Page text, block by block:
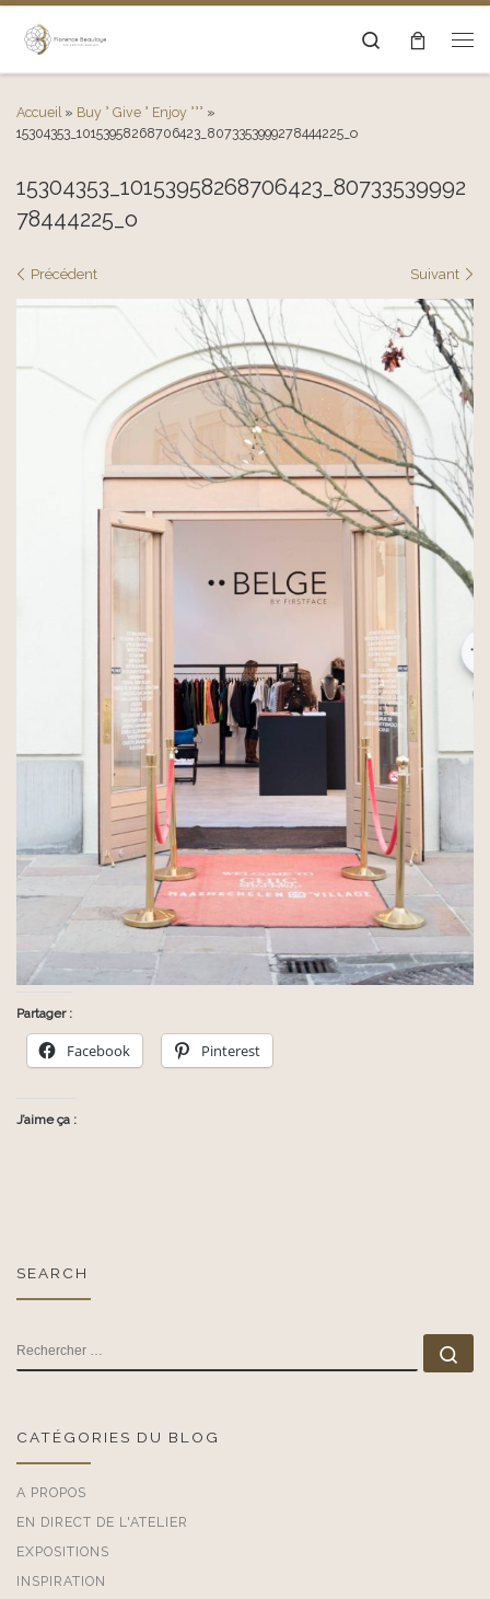
Passer au contenu Search
Accueil » Buy ° Give ° Enjoy °°° »
15304353_10153958268706423_8073353999278444225_o
15304353_10153958268706423_80733539992
78444225_o
Navigation des images
Précédent Suivant
Partager :
Facebook Pinterest
J’aime ça :
SEARCH
RECHERCHER
CATÉGORIES DU BLOG
A PROPOS
EN DIRECT DE L'ATELIER
EXPOSITIONS
INSPIRATION